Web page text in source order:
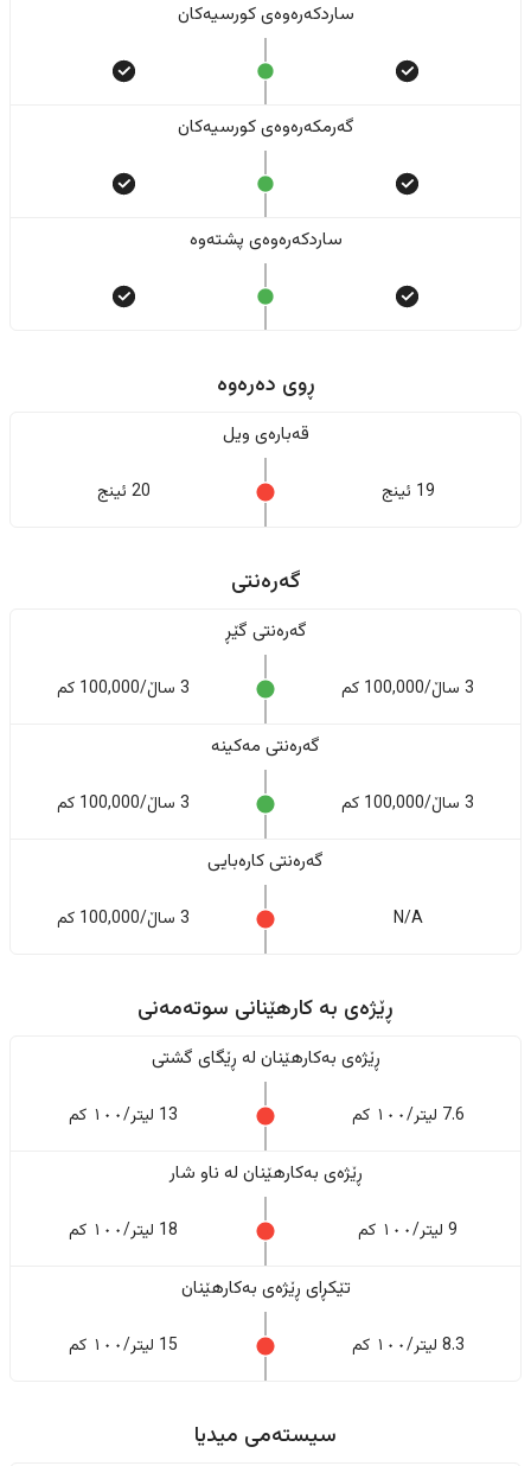
ساردکەرەوەی کورسیەکان
گەرمکەرەوەی کورسیەکان
ساردکەرەوەی پشتەوە
ڕوی دەرەوە
قەبارەی ویل
19 ئینج 20 ئینج
گەرەنتی
گەرەنتی گێڕ
3 ساڵ/100,000 کم 3 ساڵ/100,000 کم
گەرەنتی مەکینە
3 ساڵ/100,000 کم 3 ساڵ/100,000 کم
گەرەنتی کارەبایی
N/A 3 ساڵ/100,000 کم
ڕێژەى به کارهێنانی سوتەمەنی
ڕێژەى بەکارهێنان له ڕێگای گشتی
7.6 لیتر/١٠٠ کم 13 لیتر/١٠٠ کم
ڕێژەى بەکارهێنان له ناو شار
9 لیتر/١٠٠ کم 18 لیتر/١٠٠ کم
تێکڕای ڕێژەى بەکارهێنان
8.3 لیتر/١٠٠ کم 15 لیتر/١٠٠ کم
سیستەمی میدیا